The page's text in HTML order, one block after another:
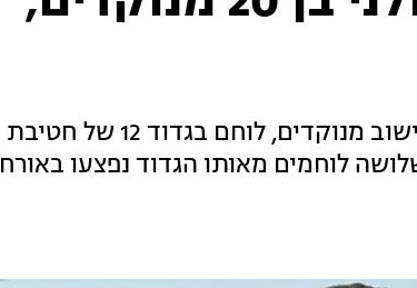
הותר לפרסום: סמל-ראשון נווה לשם, בן 20 מהיישוב מנוקדים, לוחם בגדוד 12 של חטיבת
לוחמים מאותו הגדוד נפצעו באורח